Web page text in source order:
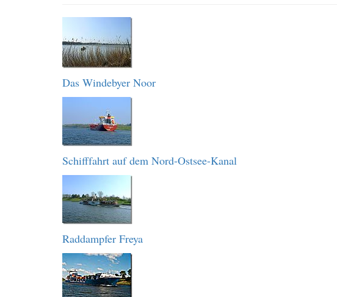
Das Windebyer Noor
Schifffahrt auf dem Nord-Ostsee-Kanal
Raddampfer Freya